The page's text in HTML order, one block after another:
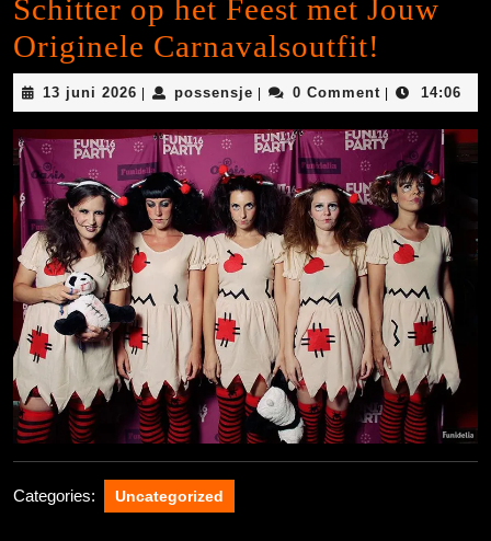
Schitter op het Feest met Jouw
Originele Carnavalsoutfit!
13 juni 2026 13
juni
2026
possensje possensje0 Comment 14:06
Categories: Uncategorized